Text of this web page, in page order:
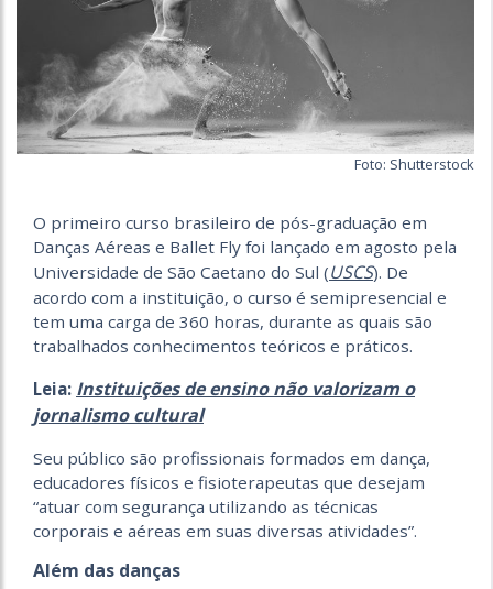
Foto: Shutterstock
O primeiro curso brasileiro de pós-graduação em
Danças Aéreas e Ballet Fly foi lançado em agosto pela
Universidade de São Caetano do Sul (USCS). De
acordo com a instituição, o curso é semipresencial e
tem uma carga de 360 horas, durante as quais são
trabalhados conhecimentos teóricos e práticos.
Leia: Instituições de ensino não valorizam o
jornalismo cultural
Seu público são profissionais formados em dança,
educadores físicos e fisioterapeutas que desejam
“atuar com segurança utilizando as técnicas
corporais e aéreas em suas diversas atividades”.
Além das danças